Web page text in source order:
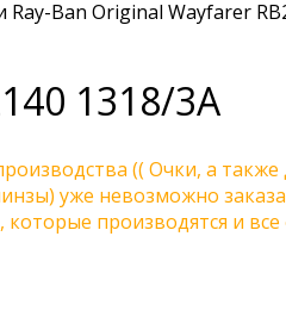
1318/3A
(( Очки, а
уже невозможно
производятся и